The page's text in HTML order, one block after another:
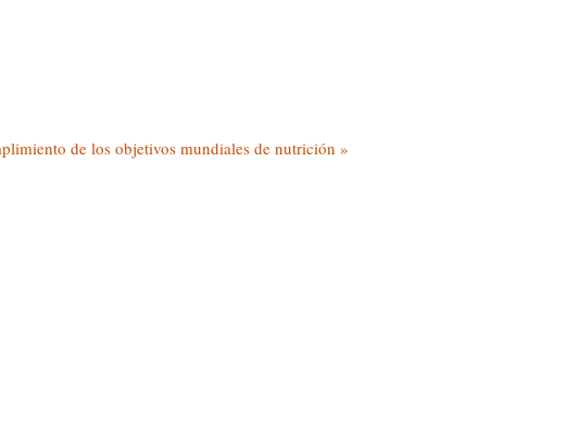
de los objetivos mundiales de nutrición »